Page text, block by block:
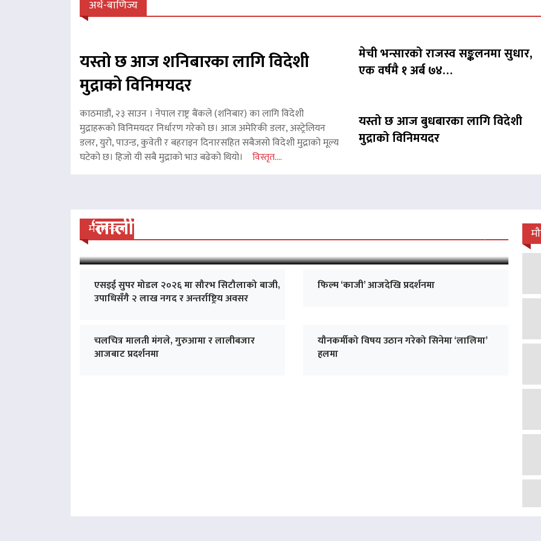
अर्थ-बाणिज्य
यस्तो छ आज शनिबारका लागि विदेशी
मुद्राको विनिमयदर
काठमाडौं, २३ साउन । नेपाल राष्ट्र बैंकले (शनिबार) का लागि विदेशी
मुद्राहरूको विनिमयदर निर्धारण गरेको छ। आज अमेरिकी डलर, अस्ट्रेलियन
डलर, युरो, पाउन्ड, कुवेती र बहराइन दिनारसहित सबैजसो विदेशी मुद्राको मूल्य
घटेको छ। हिजो यी सबै मुद्राको भाउ बढेको थियो। विस्तृत....
मेची भन्सारको राजस्व सङ्कलनमा सुधार,
एक वर्षमै १ अर्ब ७४…
यस्तो छ आज बुधबारका लागि विदेशी
मुद्राको विनिमयदर
मनोरन्जन
‘लालीबजार’को सफल यात्रा जारी, प्रदर्शनको ५१औँ दिन पूरा
एसइई सुपर मोडल २०२६ मा सौरभ सिटौलाको बाजी,
उपाधिसँगै २ लाख नगद र अन्तर्राष्ट्रिय अवसर
फिल्म ‘काजी’ आजदेखि प्रदर्शनमा
चलचित्र मालती मंगले, गुरुआमा र लालीबजार
आजबाट प्रदर्शनमा
यौनकर्मीको विषय उठान गरेको सिनेमा ‘लालिमा’
हलमा